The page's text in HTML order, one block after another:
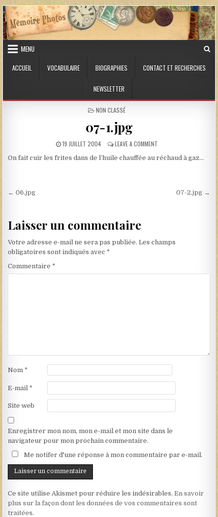
Skip to content
MENU
ACCUEIL
VOCABULAIRE BIOGRAPHIES CONTACT ET RECHERCHES
NEWSLETTER
POSTED IN
NON CLASSÉ
07-1.jpg
PUBLISHED DATE:
19 JUILLET 2004 LEAVE A COMMENTON 07-1.JPG
On fait cuir les frites dans de l’huile chauffée au réchaud à gaz…
Navigation de l’article
← 06.jpg 07-2.jpg →
Laisser un commentaire
Votre adresse e-mail ne sera pas publiée. Les champs
obligatoires sont indiqués avec *
Commentaire *
Nom *
E-mail *
Site web
Enregistrer mon nom, mon e-mail et mon site dans le
navigateur pour mon prochain commentaire.
Me notifer d'une réponse à mon commentaire par e-mail.
Ce site utilise Akismet pour réduire les indésirables.En savoir
plus sur la façon dont les données de vos commentaires sont
traitées.